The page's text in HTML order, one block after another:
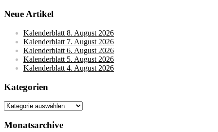
Neue Artikel
Kalenderblatt 8. August 2026
Kalenderblatt 7. August 2026
Kalenderblatt 6. August 2026
Kalenderblatt 5. August 2026
Kalenderblatt 4. August 2026
Kategorien
Kategorien
Monatsarchive